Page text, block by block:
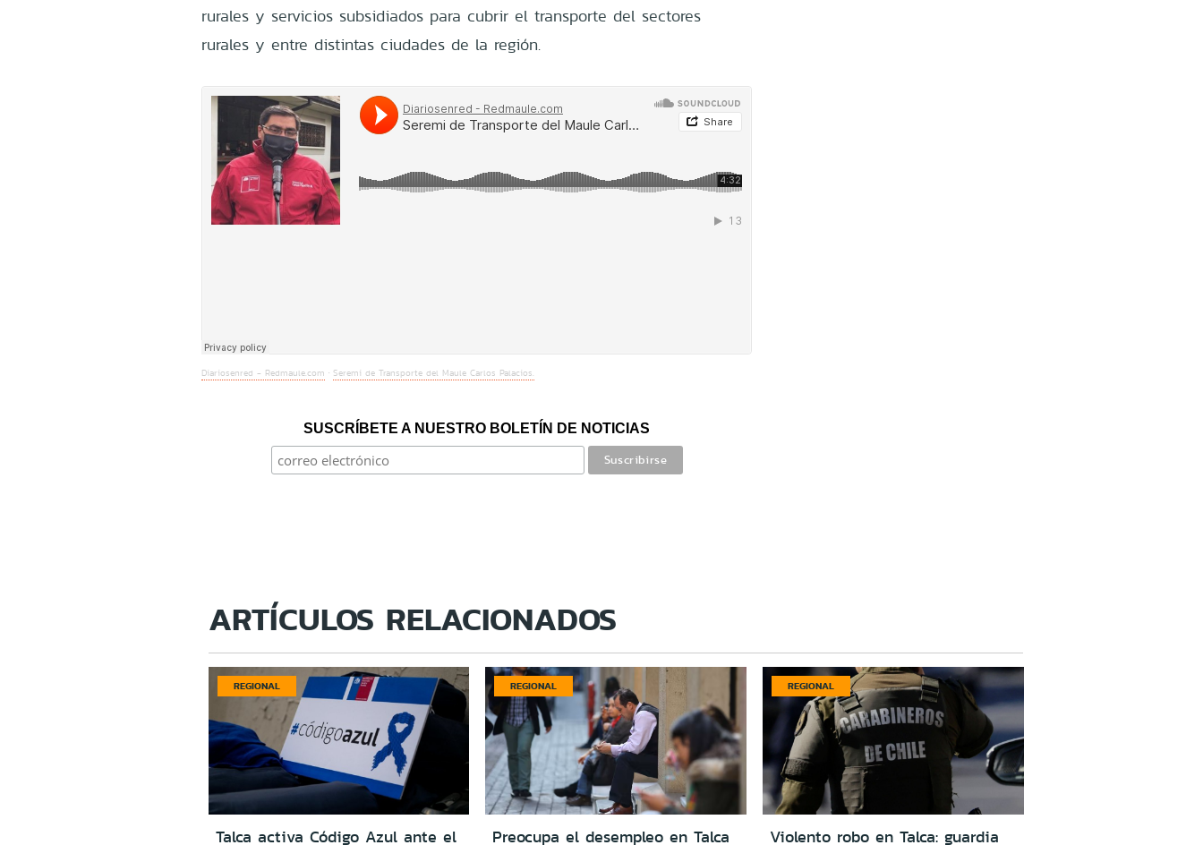
rurales y servicios subsidiados para cubrir el transporte del sectores
rurales y entre distintas ciudades de la región.
Diariosenred - Redmaule.com · Seremi de Transporte del Maule Carlos Palacios.
SUSCRÍBETE A NUESTRO BOLETÍN DE NOTICIAS
ARTÍCULOS RELACIONADOS
REGIONAL
Talca activa Código Azul ante el
REGIONAL
Preocupa el desempleo en Talca
REGIONAL
Violento robo en Talca: guardia